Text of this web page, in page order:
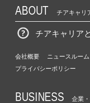
ABOUT チアキャリ
チアキャリア
会社概要 ニュースルーム
プライバシーポリシー
BUSINESS 企業